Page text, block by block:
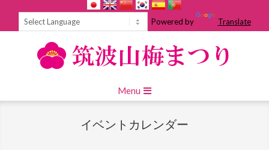
Powered by Translate
Navigation
Menu
イベントカレンダー